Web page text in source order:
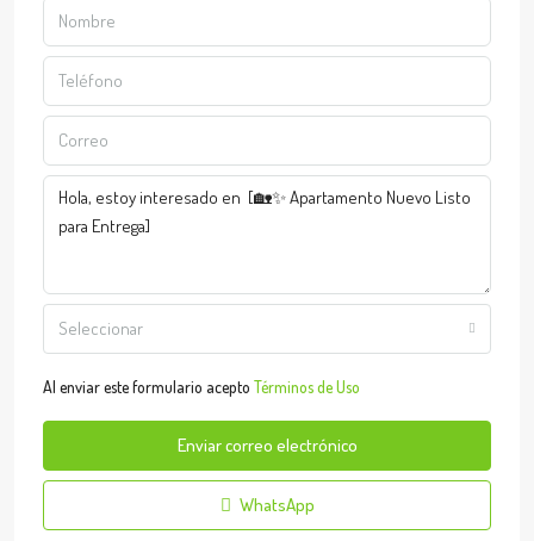
Seleccionar
Al enviar este formulario acepto Términos de Uso
Enviar correo electrónico
WhatsApp